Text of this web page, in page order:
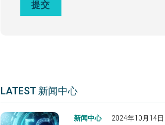
LATEST 新闻中心
新闻中心 2024年10月14日